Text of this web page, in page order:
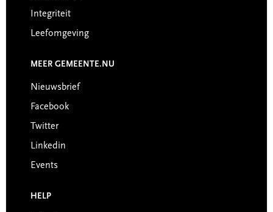
Integriteit
Leefomgeving
MEER GEMEENTE.NU
Nieuwsbrief
Facebook
Twitter
Linkedin
Events
HELP